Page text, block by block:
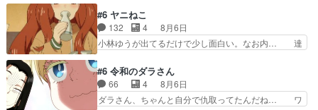
への恨みは根深そうやね姫を舐… 新キャラが登場
早々変態扱いされてる件。タ… まだまだお元気そ
うなお声で……不意打ち過…
復を見守っていかないと、ですね！！み… 開幕聞
き取りスタッフに定治いなかった？ま… ののちゃ
んのお手当てはお節介だったりする… ビオラの立
ち回り害悪すぎるお近づきの印が… ・律っちゃん
一難、律がビオラの呪縛から… 「私はあなたが嫌
いなんです」「バンドやめ… 何が起きているの
か！？次週、みゅーたいぷ…
#6 ヤニねこ
132 4
8月6日
小林ゆうが出てるだけで少し面白い。なお内… 達
マドンってなんなん！？人見知りっぽい… なんな
ら下ネタ0じゃなかったかこんな回が… 他のエピ
ソードに対してマイルドな回だった… 今回はだい
ぶある程度抑えてる？w感じな気… アルねこ、そ
#6 令和のダラさん
66 4
8月6日
ダラさん、ちゃんと自分で仇取ってたんだね… ワ